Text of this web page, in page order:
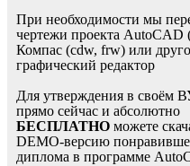
При необходимости мы
чертежи проекта AutoCAD
Компас (cdw, frw) или
графический редактор
Для утверждения в своём
прямо сейчас и абсолютно
БЕСПЛАТНО можете
DEMO-версию
диплома в программе